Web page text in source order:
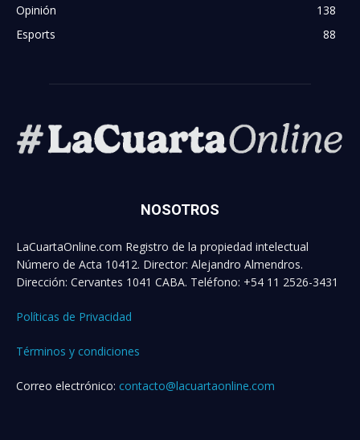
Opinión
138
Esports
88
NOSOTROS
LaCuartaOnline.com Registro de la propiedad intelectual
Número de Acta 10412. Director: Alejandro Almendros.
Dirección: Cervantes 1041 CABA. Teléfono: +54 11 2526-3431
Políticas de Privacidad
Términos y condiciones
Correo electrónico: contacto@lacuartaonline.com